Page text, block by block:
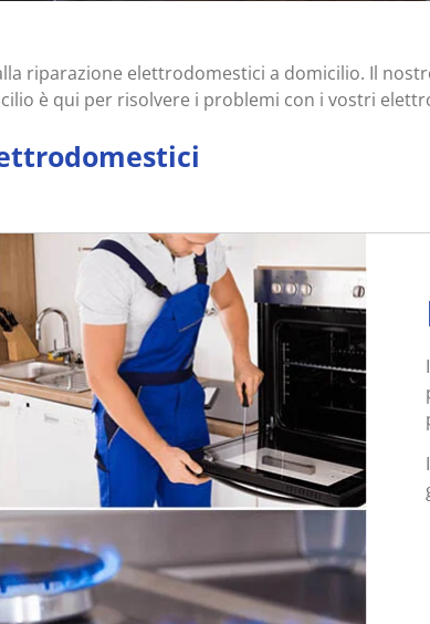
riparazione elettrodomestici a domicilio. Il
è qui per risolvere i problemi con i vostri